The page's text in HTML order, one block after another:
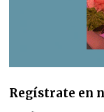
Regístrate en